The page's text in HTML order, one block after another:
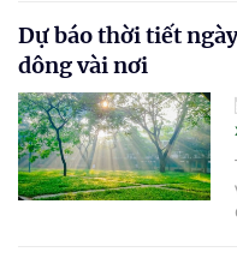
Dự báo thời tiết
dông vài nơi